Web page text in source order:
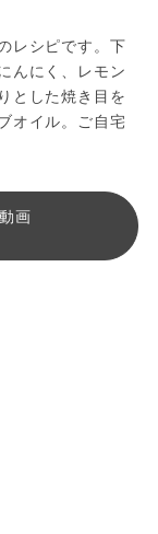
レシピです。下
んにく、レモン
とした焼き目を
オイル。ご自宅
画